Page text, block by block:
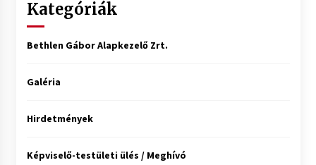
Kategóriák
Bethlen Gábor Alapkezelő Zrt.
Galéria
Hirdetmények
Képviselő-testületi ülés / Meghívó